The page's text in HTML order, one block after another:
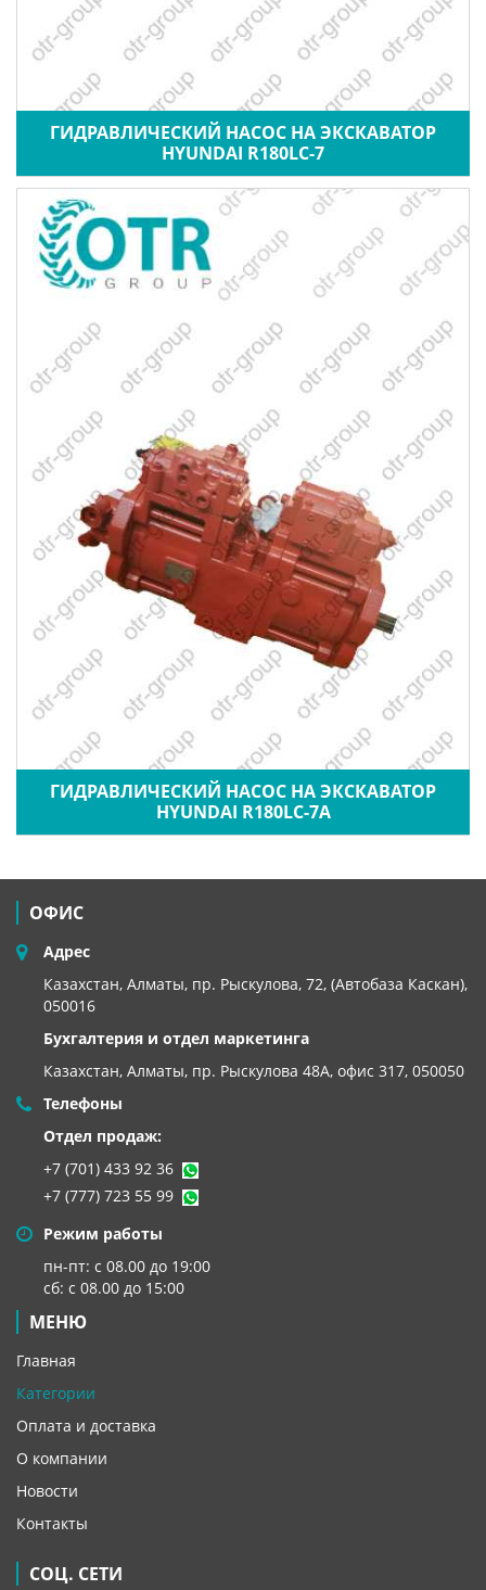
ГИДРАВЛИЧЕСКИЙ НАСОС НА ЭКСКАВАТОР
HYUNDAI R180LC-7
ГИДРАВЛИЧЕСКИЙ НАСОС НА ЭКСКАВАТОР
HYUNDAI R180LC-7A
ОФИС
Адрес
Казахстан, Алматы, пр. Рыскулова, 72, (Автобаза Каскан),
050016
Бухгалтерия и отдел маркетинга
Казахстан, Алматы, пр. Рыскулова 48А, офис 317, 050050
Телефоны
Отдел продаж:
+7 (701) 433 92 36
+7 (777) 723 55 99
Режим работы
пн-пт: с 08.00 до 19:00
сб: с 08.00 до 15:00
МЕНЮ
Главная
Категории
Оплата и доставка
О компании
Новости
Контакты
СОЦ. СЕТИ